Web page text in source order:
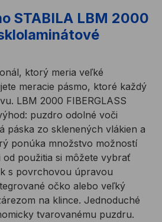
STABILA LBM 2000
ktorý meria veľké
meracie pásmo, ktoré každý
LBM 2000 FIBERGLASS
puzdro odolné voči
páska zo sklenených vlákien a
ponúka množstvo možností
od použitia si môžete vybrať
s povrchovou úpravou
očko alebo veľký
na klince. Jednoduché
tvarovanému puzdru.